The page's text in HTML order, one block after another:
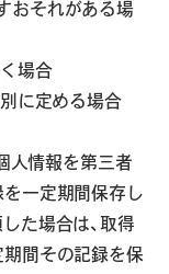
おそれがある場
場合
に定める場合
人情報を第三者
を一定期間保存し
た場合は、取得
間その記録を保